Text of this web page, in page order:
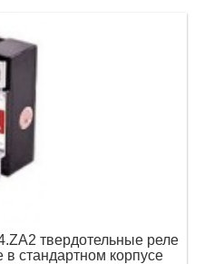
твердотельные реле
стандартном корпусе